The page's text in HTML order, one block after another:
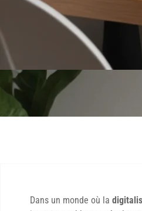
Dans un monde où la